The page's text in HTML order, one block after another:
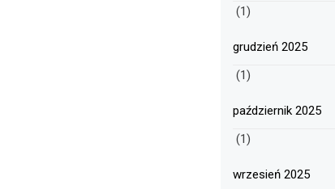
(1)
grudzień 2025
(1)
październik 2025
(1)
wrzesień 2025